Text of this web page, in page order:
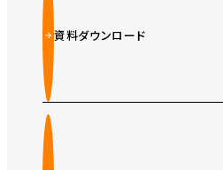
資料ダウンロード